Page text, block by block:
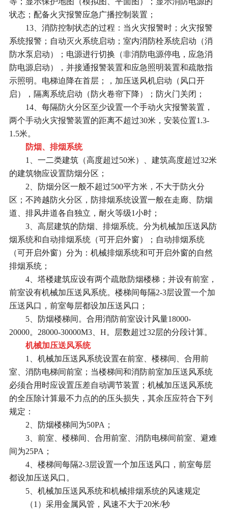
状态；配备火灾报警应急广播控制装置；
13、消防控制状态的过程：当火灾报警时；火灾报警
系统报警；自动灭火系统启动；室内消防栓系统启动（消
防水泵启动）；电源进行切换（非消防电源停电，应急消
防电源启动），并接通报警装置和应急照明装置和疏散指
示照明。电梯迫降在首层；，加压送风机启动（风口开
启），隔离系统启动（防火卷帘下降）；防火门关闭；
14、每隔防火分区至少设置一个手动火灾报警装置，
两个手动火灾报警装置的距离不超过30米，安装位置1.3-
1.5米。
防烟、排烟系统
1、一二类建筑（高度超过50米）、建筑高度超过32米
的建筑物应设置防烟分区；
2、防烟分区一般不超过500平方米，不大于防火分
区；不跨越防火分区，防排烟系统设置一般在走廊、防烟
道、排风井道各自独立，耐火等级1小时；
3、高层建筑的防烟、排烟系统。分为机械加压送风防
烟系统和自动排烟系统（可开启外窗）；自动排烟系统
（可开启外窗）分为：机械排烟系统和可开启外窗的自然
排烟系统；
4、塔楼建筑应设有两个疏散防烟楼梯；并设有前室，
前室设有机械加压送风系统。楼梯间每隔2-3层设置一个加
压送风口，前室每层都设加压送风口；
5、防烟楼梯间。合用消防前室设计风量18000-
20000。28000-30000M3、H。层数超过32层的分段计算。
机械加压送风系统
1、机械加压送风系统设置在前室、楼梯间、合用前
室、消防电梯间前室；当楼梯间和消防前室加压送风系统
必须合用时应设置压差自动调节装置；机械加压送风系统
的全压除计算最不力点的的压头损失，其余压应符合下列
规定：
2、防烟楼梯间为50PA；
3、前室、楼梯间、合用前室、消防电梯间前室、避难
间为25PA；
4、楼梯间每隔2-3层设置一个加压送风口，前室每层
都设加压送风口。
5、机械加压送风系统和机械排烟系统的风速规定
（1）采用金属风管，风速不大于20米/秒